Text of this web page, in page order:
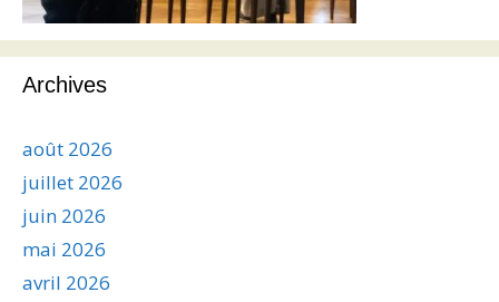
Archives
août 2026
juillet 2026
juin 2026
mai 2026
avril 2026